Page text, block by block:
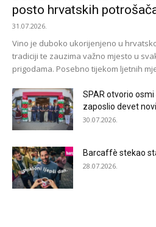
posto hrvatskih
31.07.2026.
Vino je duboko ukorijenjeno u
tradiciji te zauzima važno mjesto u
prigodama. Posebno tijekom ljetnih
SPAR otvorio
zaposlio devet
30.07.2026.
Barcaffè stekao
28.07.2026.